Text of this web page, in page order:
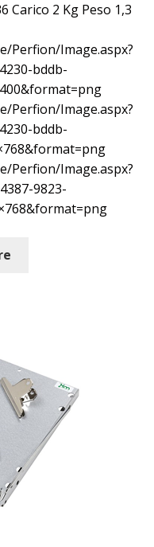
Carico 2 Kg Peso 1,3
Perfion/Image.aspx?
bddb-
Perfion/Image.aspx?
bddb-
Perfion/Image.aspx?
9823-